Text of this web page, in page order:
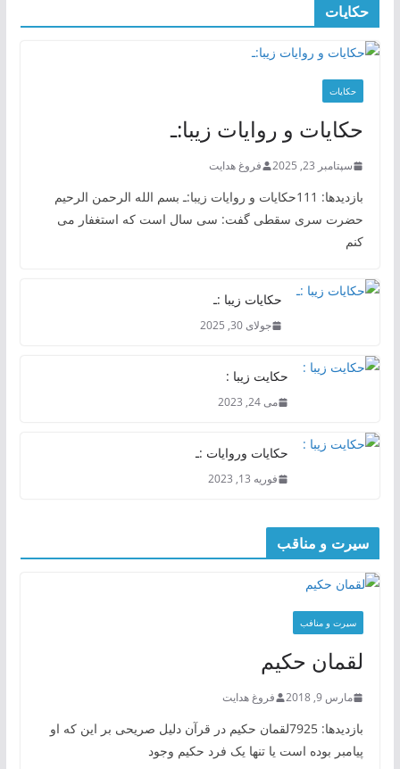
حکایات
حکایات
حکایات و روایات زیبا:ـ
سپتامبر 23, 2025 فروغ هدایت
بازدیدها: 111حکایات و روایات زیبا:ـ بسم الله الرحمن الرحیم
حضرت سری سقطی گفت: سی سال است که استغفار می
کنم
حکایات زیبا :ـ
جولای 30, 2025
حکایت زیبا :
می 24, 2023
حکایات وروایات :ـ
فوریه 13, 2023
سیرت و مناقب
سیرت و منافب
لقمان حکیم
مارس 9, 2018 فروغ هدایت
بازدیدها: 7925لقمان حکیم در قرآن دلیل صریحی بر این که او
پیامبر بوده است یا تنها یک فرد حکیم وجود